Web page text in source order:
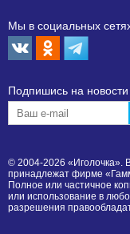
Мы в социальных
Подпишиcь на новости
© 2004-2026 «Иголочка».
принадлежат фирме
Полное или частичное
или использование в
разрешения